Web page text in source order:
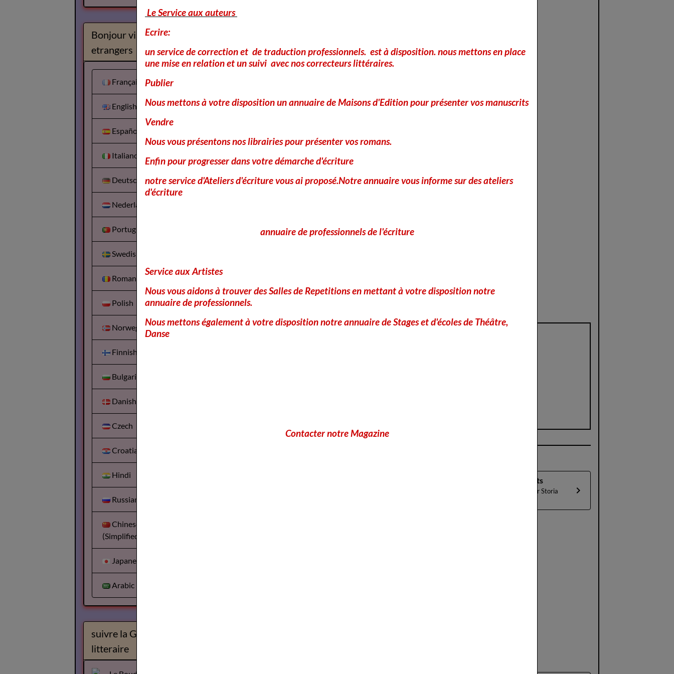
Agenda Beaux-Arts
Aujourd'hui 27 Fevrier Storia
Bonjour visiteurs
etrangers
Français
English
Español
Italiano
Deutsch
Nederlands
Portuguesa
Swedish
Romanian
Polish
Norwegian
Finnish
Bulgarian
Danish
Czech
Croatian
Hindi
Russian
Chinese
(Simplified)
Japanese
Arabic
suivre la Gazette
litteraire
Le Service aux auteurs
Ecrire:
un service de correction et de traduction professionnels. est à disposition. nous mettons en place
une mise en relation et un suivi avec nos correcteurs littéraires.
Publier
Nous mettons à votre disposition un annuaire de Maisons d'Edition pour présenter vos manuscrits
Vendre
Nous vous présentons nos librairies pour présenter vos romans.
Enfin pour progresser dans votre démarche d'écriture
notre service d'Ateliers d'écriture vous ai proposé.Notre annuaire vous informe sur des ateliers
d'écriture
annuaire de professionnels de l'écriture
Service aux Artistes
Nous vous aidons à trouver des Salles de Repetitions en mettant à votre disposition notre
annuaire de professionnels.
Nous mettons également à votre disposition notre annuaire de Stages et d'écoles de Théâtre,
Danse
Contacter notre Magazine